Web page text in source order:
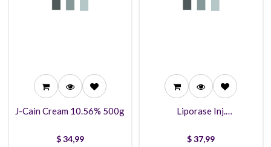
J-Cain Cream 10.56% 500g
$34,99
Liporase Inj.
$37,99